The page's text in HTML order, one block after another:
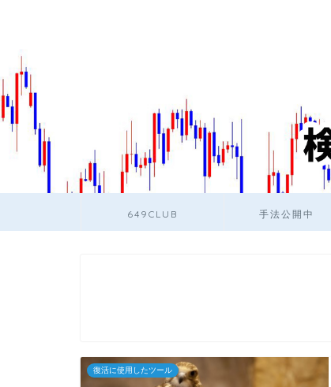
649CLUB 手法公開中
復活に使用したツール